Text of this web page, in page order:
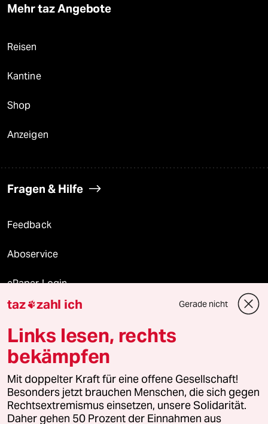
Mehr taz Angebote
Reisen
Kantine
Shop
Anzeigen
Fragen & Hilfe
Feedback
Aboservice
ePaper Login
Downloads für Abonnierende
© 2026 taz Verlags und Vertriebs GmbH
Alle Rechte vorbehalten. Bei rechtlichen Fragen oder für Genehmigungen
wenden Sie sich bitte an
lizenzen@taz.de
taz zahl ich Gerade nicht
Links lesen, rechts
bekämpfen
Mit doppelter Kraft für eine offene Gesellschaft!
Besonders jetzt brauchen Menschen, die sich gegen
Rechtsextremismus einsetzen, unsere Solidarität.
Daher gehen 50 Prozent der Einnahmen aus